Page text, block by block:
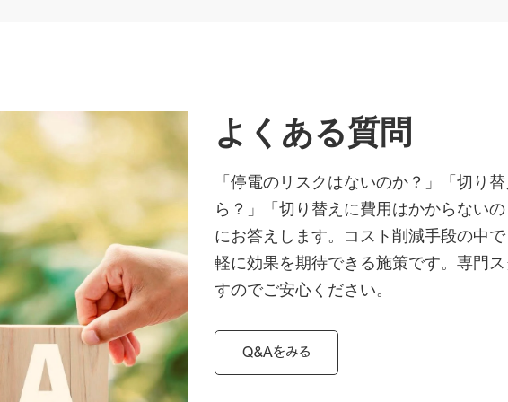
よくある質問
「停電のリスクはないのか？」「切り
ら？」「切り替えに費用はかからない
にお答えします。コスト削減手段の中
軽に効果を期待できる施策です。専門
すのでご安心ください。